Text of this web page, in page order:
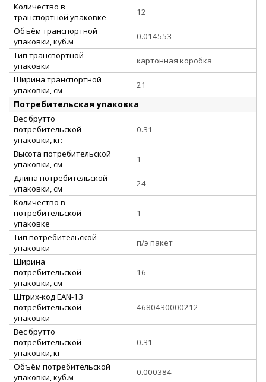
Количество в
транспортной упаковке
12
Объём транспортной
упаковки, куб.м
0.014553
Тип транспортной
упаковки
картонная коробка
Ширина транспортной
упаковки, см
21
Потребительская упаковка
Вес брутто
потребительской
упаковки, кг:
0.31
Высота потребительской
упаковки, см
1
Длина потребительской
упаковки, см
24
Количество в
потребительской
упаковке
1
Тип потребительской
упаковки
п/э пакет
Ширина
потребительской
упаковки, см
16
Штрих-код EAN-13
потребительской
упаковки
4680430000212
Вес брутто
потребительской
упаковки, кг
0.31
Объём потребительской
упаковки, куб.м
0.000384